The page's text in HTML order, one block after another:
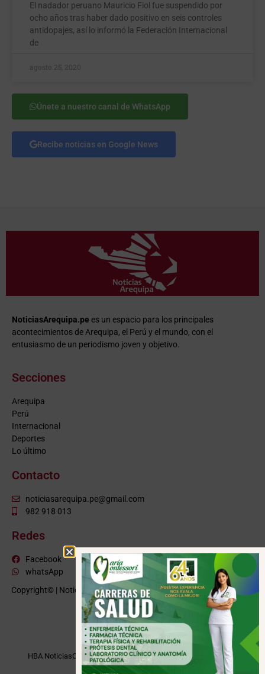
El nadador peruano Mauricio Fiol fue suspendido por
ocho años tras haber dado positivo en seis controles
antidopajes, así lo informó la Federación Internacional
de
agosto 25, 2020
Únete a nuestro canal de WhatsApp
Recibe noticias en Google News
NoticiasArequipa.pe es un espacio para los principales
acontecimientos de Arequipa, el Perú y el mundo, con el
entusiasmo de un periodismo joven y objetivo.
Secciones
Arequipa
Perú
Internacional
Deportes
Lo último
Contacto
noticiasarequipa.pe@gmail.com
982 918 013
Redes
Facebook
whatsApp
Copyright© | NoticiasArequipa.pe | Grupo HBA Noticias| Todos los
derechos reservados
VISITE TAMBIÉN
HBA NoticiasCusco InformaMoquegua Noticias Tacna Noticias
Puno Noticias